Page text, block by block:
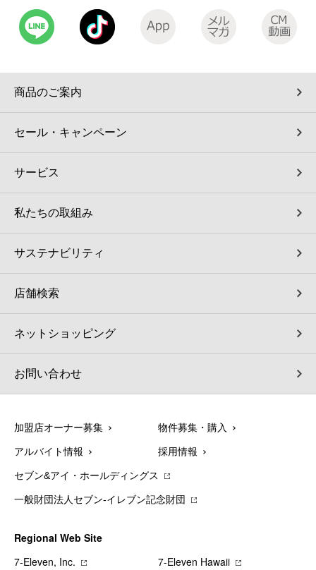
モバイルバッテリーシェアリング（店舗限定）
モバイルWi-Fiバッテリーシェアリング（店舗限定）
荷物預かりサービス「ecbocloakエクボクローク」（店舗限定）
パウダースペース ラブン（店舗限定）
ソフトバンクギフト
商品のご案内
セール・キャンペーン
サービス
私たちの取組み
サステナビリティ
店舗検索
ネットショッピング
お問い合わせ
加盟店オーナー募集 物件募集・購入
アルバイト情報 採用情報
セブン&アイ・ホールディングス
一般財団法人セブン-イレブン記念財団
Regional Web Site
7‐Eleven, Inc.
7‐Eleven Hawaii